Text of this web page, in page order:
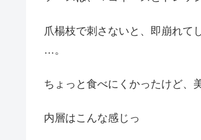
爪楊枝で刺さないと、即崩れて
…。
ちょっと食べにくかったけど、
内層はこんな感じっ